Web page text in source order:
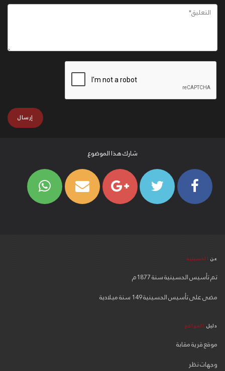
شارك هذا الموضوع
عن الحسينية
تم تأسيس الحسينية سنة 1877م
مضى على تأسيس الحسينية 149 سنة ميلادية
دليل المواقع
موقع قرية مقابة
وجهات نظر